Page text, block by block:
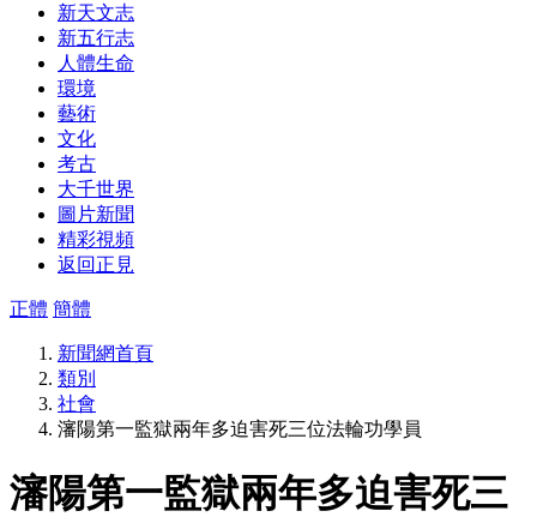
新天文志
新五行志
人體生命
環境
藝術
文化
考古
大千世界
圖片新聞
精彩視頻
返回正見
正體 簡體
新聞網首頁
類別
社會
瀋陽第一監獄兩年多迫害死三位法輪功學員
瀋陽第一監獄兩年多迫害死三